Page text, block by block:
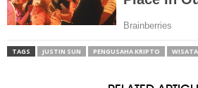
TAGS JUSTIN SUN PENGUSAHA KRIPTO